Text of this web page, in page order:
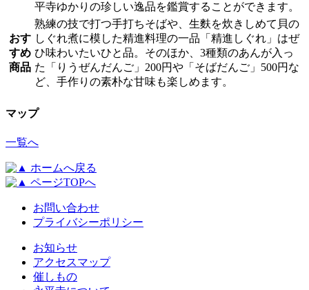
平寺ゆかりの珍しい逸品を鑑賞することができます。
おす
すめ
商品
熟練の技で打つ手打ちそばや、生麩を炊きしめて貝の
しぐれ煮に模した精進料理の一品「精進しぐれ」はぜ
ひ味わいたいひと品。そのほか、3種類のあんが入っ
た「りうぜんだんご」200円や「そばだんご」500円な
ど、手作りの素朴な甘味も楽しめます。
マップ
一覧へ
ホームへ戻る
ページTOPへ
お問い合わせ
プライバシーポリシー
お知らせ
アクセスマップ
催しもの